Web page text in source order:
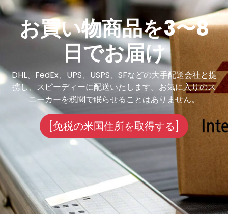
お買い物商品を3〜8
日でお届け
DHL、FedEx、UPS、USPS、SFなどの大手配送会社と提
携し、スピーディーに配送いたします。お気に入りのス
ニーカーを税関で眠らせることはありません。
[免税の米国住所を取得する]